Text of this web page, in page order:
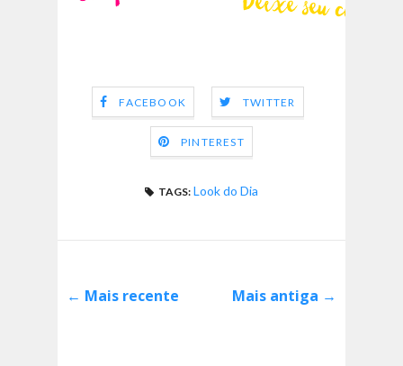
FACEBOOK TWITTER
PINTEREST
TAGS: Look do Dia
← Mais recente Mais antiga →